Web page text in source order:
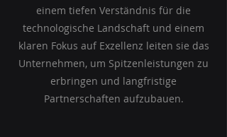
einem tiefen Verständnis für die
technologische Landschaft und einem
klaren Fokus auf Exzellenz leiten sie das
Unternehmen, um Spitzenleistungen zu
erbringen und langfristige
Partnerschaften aufzubauen.